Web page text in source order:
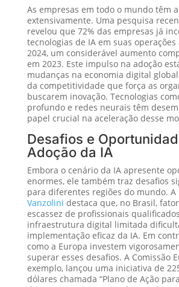
As empresas em todo o mundo têm
extensivamente. Uma pesquisa
revelou que 72% das empresas já
tecnologias de IA em suas
2024, um considerável aumento
em 2023. Este impulso na adoção
mudanças na economia digital
da competitividade que força as
buscarem inovação. Tecnologias
profundo e redes neurais têm
papel crucial na aceleração desse
Desafios e
Adoção da IA
Embora o cenário da IA apresente
enormes, ele também traz desafios
para diferentes regiões do mundo. A
Vanzolini destaca que, no Brasil,
escassez de profissionais
infraestrutura digital limitada
implementação eficaz da IA. Em
como a Europa investem
superar esses desafios. A Comissão
exemplo, lançou uma iniciativa de
dólares chamada “Plano de Ação